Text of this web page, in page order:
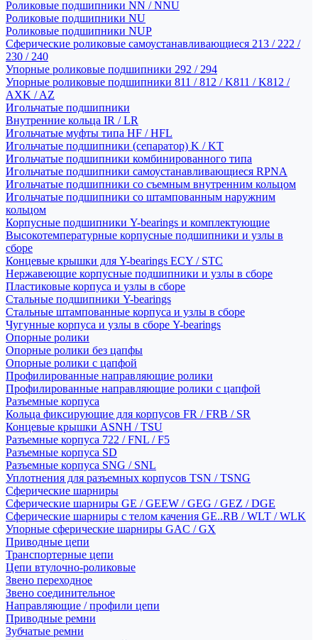
Роликовые подшипники NN / NNU
Роликовые подшипники NU
Роликовые подшипники NUP
Сферические роликовые самоустанавливающиеся 213 / 222 /
230 / 240
Упорные роликовые подшипники 292 / 294
Упорные роликовые подшипники 811 / 812 / K811 / K812 /
AXK / AZ
Игольчатые подшипники
Внутренние кольца IR / LR
Игольчатые муфты типа HF / HFL
Игольчатые подшипники (сепаратор) K / KT
Игольчатые подшипники комбинированного типа
Игольчатые подшипники самоустанавливающиеся RPNA
Игольчатые подшипники со съемным внутренним кольцом
Игольчатые подшипники со штампованным наружним
кольцом
Корпусные подшипники Y-bearings и комплектующие
Высокотемпературные корпусные подшипники и узлы в
сборе
Концевые крышки для Y-bearings ECY / STC
Нержавеющие корпусные подшипники и узлы в сборе
Пластиковые корпуса и узлы в сборе
Стальные подшипники Y-bearings
Стальные штампованные корпуса и узлы в сборе
Чугунные корпуса и узлы в сборе Y-bearings
Опорные ролики
Опорные ролики без цапфы
Опорные ролики с цапфой
Профилированные направляющие ролики
Профилированные направляющие ролики с цапфой
Разъемные корпуса
Кольца фиксирующие для корпусов FR / FRB / SR
Концевые крышки ASNH / TSU
Разъемные корпуса 722 / FNL / F5
Разъемные корпуса SD
Разъемные корпуса SNG / SNL
Уплотнения для разъемных корпусов TSN / TSNG
Сферические шарниры
Сферические шарниры GE / GEEW / GEG / GEZ / DGE
Сферические шарниры с телом качения GE..RB / WLT / WLK
Упорные сферические шарниры GAC / GX
Приводные цепи
Транспортерные цепи
Цепи втулочно-роликовые
Звено переходное
Звено соединительное
Направляющие / профили цепи
Приводные ремни
Зубчатые ремни